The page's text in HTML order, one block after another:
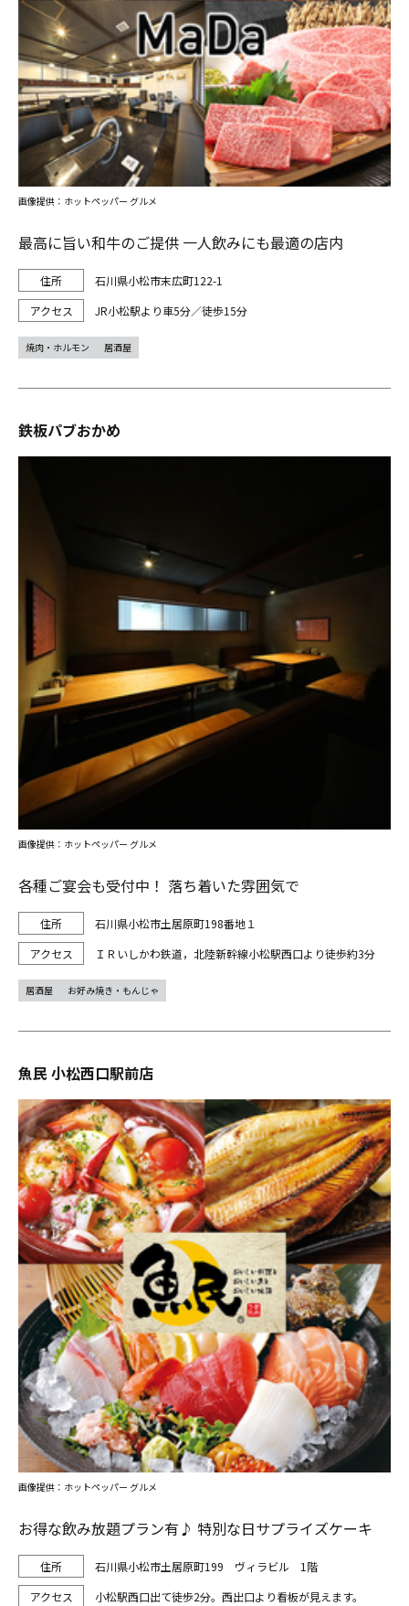
最高に旨い和牛のご提供 一人飲みにも最適の店内
石川県小松市末広町122-1
JR小松駅より車5分／徒歩15分
画像提供：ホットペッパー グルメ
焼肉・ホルモン 居酒屋
鉄板パブおかめ
各種ご宴会も受付中！ 落ち着いた雰囲気で
石川県小松市土居原町198番地１
ＩＲいしかわ鉄道，北陸新幹線小松駅西口より徒歩約3分
画像提供：ホットペッパー グルメ
居酒屋 お好み焼き・もんじゃ
魚民 小松西口駅前店
お得な飲み放題プラン有♪ 特別な日サプライズケーキ
石川県小松市土居原町199 ヴィラビル 1階
小松駅西口出て徒歩2分。西出口より看板が見えます。
画像提供：ホットペッパー グルメ